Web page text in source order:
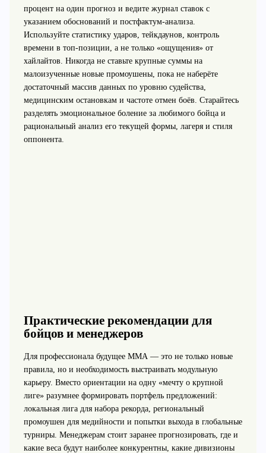
процент на один прогноз и ведите журнал ставок с
указанием обоснований и постфактум-анализа.
Используйте статистику ударов, тейкдаунов, контроль
времени в топ-позиции, а не только «ощущения» от
хайлайтов. Никогда не ставьте крупные суммы на
малоизученные новые промоушены, пока не наберёте
достаточный массив данных по уровню судейства,
медицинским остановкам и частоте отмен боёв. Старайтесь
разделять эмоциональное боление за любимого бойца и
рациональный анализ его текущей формы, лагеря и стиля
оппонента.
Практические рекомендации для
бойцов и менеджеров
Для профессионала будущее ММА — это не только новые
правила, но и необходимость выстраивать модульную
карьеру. Вместо ориентации на одну «мечту о крупной
лиге» разумнее формировать портфель предложений:
локальная лига для набора рекорда, региональный
промоушен для медийности и попытки выхода в глобальные
турниры. Менеджерам стоит заранее прогнозировать, где и
какие веса будут наиболее конкурентны, какие дивизионы